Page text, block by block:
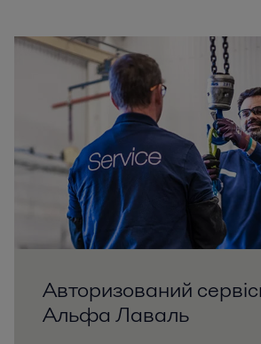
Авторизований
Альфа Лаваль